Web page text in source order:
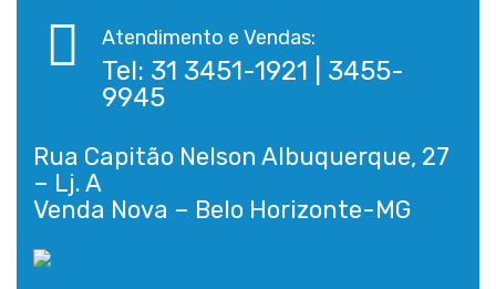
Atendimento e Vendas:
Tel: 31 3451-1921 | 3455-
9945
Rua Capitão Nelson Albuquerque, 27
– Lj. A